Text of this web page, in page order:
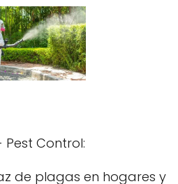
Control:
de plagas en hogares y